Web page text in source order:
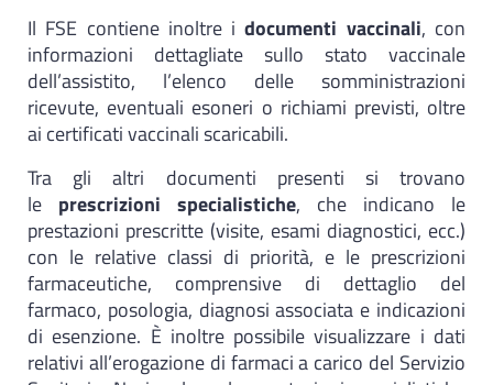
Il FSE contiene inoltre idocumenti vaccinali, con
informazioni dettagliate sullo stato vaccinale
dell’assistito, l’elenco delle somministrazioni
ricevute, eventuali esoneri o richiami previsti, oltre
ai certificati vaccinali scaricabili.
Tra gli altri documenti presenti si trovano
le prescrizioni specialistiche, che indicano le
prestazioni prescritte (visite, esami diagnostici, ecc.)
con le relative classi di priorità, e le prescrizioni
farmaceutiche, comprensive di dettaglio del
farmaco, posologia, diagnosi associata e indicazioni
di esenzione. È inoltre possibile visualizzare i dati
relativi all’erogazione di farmaci a carico del Servizio